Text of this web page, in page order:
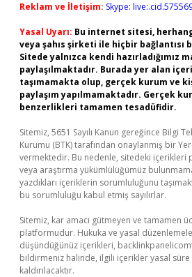
Reklam ve İletişim: Skype:
Yasal Uyarı: Bu internet sitesi,
veya şahıs şirketi ile hiçbir bağlantısı
Sitede yalnızca kendi hazırladığımız
paylaşılmaktadır. Burada yer alan
taşımamakta olup, gerçek kurum ve
paylaşım yapılmamaktadır. Gerçek
benzerlikleri tamamen tesadüfidir.
Sitemiz, 5651 Sayılı Kanun gereğince Bilgi
Kurumu (BTK) tarafından onaylanmış bir
vermektedir. Bu nedenle, sitedeki içerikleri
veya araştırma yükümlülüğümüz
yazdıkları içeriklerin sorumluluğunu
bu sorumluluğu kabul etmiş sayılırlar.
Sitemiz, kar amacı gütmeyen ve tamamen
platformudur. Hukuka ve yasal
düşündüğünüz içerikleri,
bildirmeniz halinde, ilgili içerikler yasal
kaldırılacaktır.